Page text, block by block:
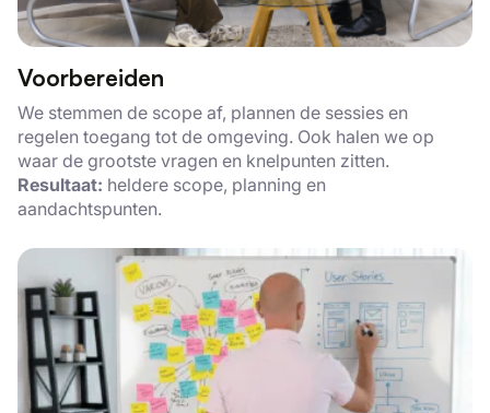
Voorbereiden
We stemmen de scope af, plannen de sessies en
regelen toegang tot de omgeving. Ook halen we op
waar de grootste vragen en knelpunten zitten.
Resultaat: heldere scope, planning en
aandachtspunten.